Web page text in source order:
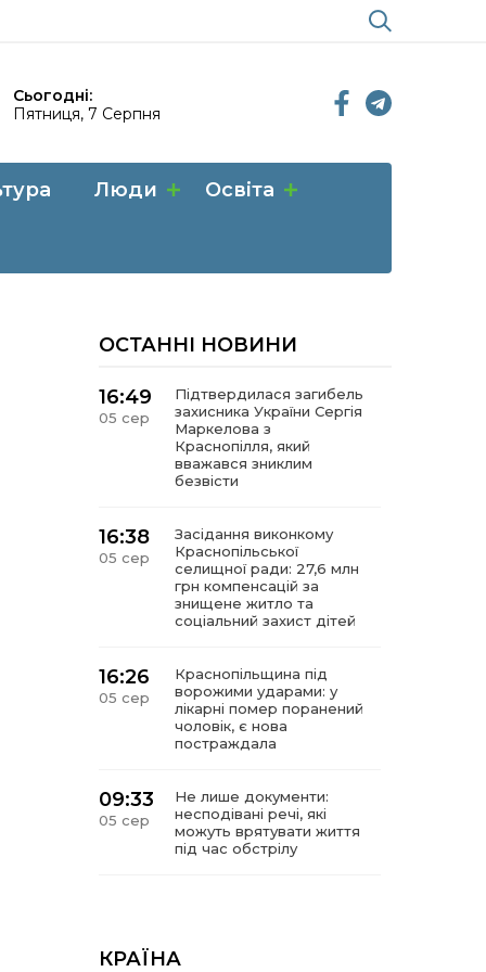
Сьогодні:
Пятниця, 7 Серпня
Люди Освіта
ОСТАННІ НОВИНИ
16:49
05 сер
Підтвердилася загибель
захисника України Сергія
Маркелова з
Краснопілля, який
вважався зниклим
безвісти
16:38
05 сер
Засідання виконкому
Краснопільської
селищної ради: 27,6 млн
грн компенсацій за
знищене житло та
соціальний захист дітей
16:26
05 сер
Краснопільщина під
ворожими ударами: у
лікарні помер поранений
чоловік, є нова
постраждала
09:33
05 сер
Не лише документи:
несподівані речі, які
можуть врятувати життя
під час обстрілу
КРАЇНА